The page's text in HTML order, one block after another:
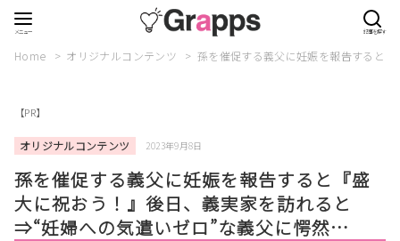
Home オリジナルコンテンツ 孫を催促する義父に妊娠を報告すると
【PR】
オリジナルコンテンツ 2023年9月8日
孫を催促する義父に妊娠を報告すると『盛
大に祝おう！』後日、義実家を訪れると
⇒“妊婦への気遣いゼロ”な義父に愕然…